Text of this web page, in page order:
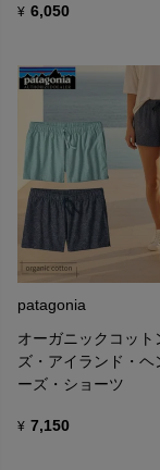
■環境保護への
フットプリント・ク
習慣を検証する試み
響を削減させるため
す。
私たちはこれまでの
私たちが削減あるい
してくれると確信し
■パタゴニア製品のリ
お客様がパタゴニア
古されてついに使用
お客様にご負担いた
それらは新しい繊維
材としての価値があ
は、リパーパスや古
¥ 6,050
patagonia
オーガニックコット
ズ・アイランド・ヘ
ーズ・ショーツ
¥ 7,150